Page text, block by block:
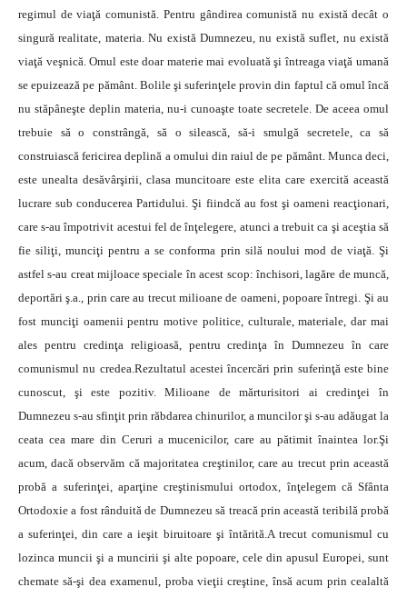
regimul de viaţă comunistă. Pentru gândirea comunistă nu există decât o
singură realitate, materia. Nu există Dumnezeu, nu există suflet, nu există
viaţă veşnică. Omul este doar materie mai evoluată şi întreaga viaţă umană
se epuizează pe pământ. Bolile şi suferinţele provin din faptul că omul încă
nu stăpâneşte deplin materia, nu-i cunoaşte toate secretele. De aceea omul
trebuie să o constrângă, să o silească, să-i smulgă secretele, ca să
construiască fericirea deplină a omului din raiul de pe pământ. Munca deci,
este unealta desăvârşirii, clasa muncitoare este elita care exercită această
lucrare sub conducerea Partidului. Şi fiindcă au fost şi oameni reacţionari,
care s-au împotrivit acestui fel de înţelegere, atunci a trebuit ca şi aceştia să
fie siliţi, munciţi pentru a se conforma prin silă noului mod de viaţă. Şi
astfel s-au creat mijloace speciale în acest scop: închisori, lagăre de muncă,
deportări ş.a., prin care au trecut milioane de oameni, popoare întregi. Şi au
fost munciţi oamenii pentru motive politice, culturale, materiale, dar mai
ales pentru credinţa religioasă, pentru credinţa în Dumnezeu în care
comunismul nu credea.Rezultatul acestei încercări prin suferinţă este bine
cunoscut, şi este pozitiv. Milioane de mărturisitori ai credinţei în
Dumnezeu s-au sfinţit prin răbdarea chinurilor, a muncilor şi s-au adăugat la
ceata cea mare din Ceruri a mucenicilor, care au pătimit înaintea lor.Şi
acum, dacă observăm că majoritatea creştinilor, care au trecut prin această
probă a suferinţei, aparţine creştinismului ortodox, înţelegem că Sfânta
Ortodoxie a fost rânduită de Dumnezeu să treacă prin această teribilă probă
a suferinţei, din care a ieşit biruitoare şi întărită.A trecut comunismul cu
lozinca muncii şi a muncirii şi alte popoare, cele din apusul Europei, sunt
chemate să-şi dea examenul, proba vieţii creştine, însă acum prin cealaltă